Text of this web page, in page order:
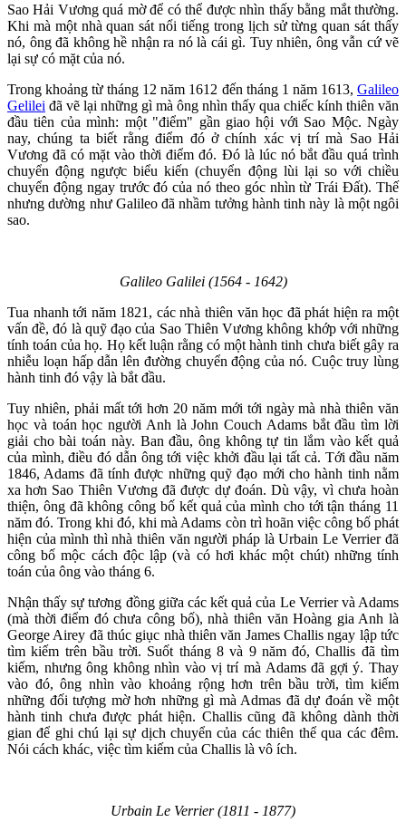
Sao Hải Vương quá mờ để có thể được nhìn thấy bằng mắt thường.
Khi mà một nhà quan sát nổi tiếng trong lịch sử từng quan sát thấy
nó, ông đã không hề nhận ra nó là cái gì. Tuy nhiên, ông vẫn cứ vẽ
lại sự có mặt của nó.
Trong khoảng từ tháng 12 năm 1612 đến tháng 1 năm 1613, Galileo
Gelilei đã vẽ lại những gì mà ông nhìn thấy qua chiếc kính thiên văn
đầu tiên của mình: một "điểm" gần giao hội với Sao Mộc. Ngày
nay, chúng ta biết rằng điểm đó ở chính xác vị trí mà Sao Hải
Vương đã có mặt vào thời điểm đó. Đó là lúc nó bắt đầu quá trình
chuyển động ngược biểu kiến (chuyển động lùi lại so với chiều
chuyển động ngay trước đó của nó theo góc nhìn từ Trái Đất). Thế
nhưng dường như Galileo đã nhầm tưởng hành tinh này là một ngôi
sao.
Galileo Galilei (1564 - 1642)
Tua nhanh tới năm 1821, các nhà thiên văn học đã phát hiện ra một
vấn đề, đó là quỹ đạo của Sao Thiên Vương không khớp với những
tính toán của họ. Họ kết luận rằng có một hành tinh chưa biết gây ra
nhiễu loạn hấp dẫn lên đường chuyển động của nó. Cuộc truy lùng
hành tinh đó vậy là bắt đầu.
Tuy nhiên, phải mất tới hơn 20 năm mới tới ngày mà nhà thiên văn
học và toán học người Anh là John Couch Adams bắt đầu tìm lời
giải cho bài toán này. Ban đầu, ông không tự tin lắm vào kết quả
của mình, điều đó dẫn ông tới việc khởi đầu lại tất cả. Tới đầu năm
1846, Adams đã tính được những quỹ đạo mới cho hành tinh nằm
xa hơn Sao Thiên Vương đã được dự đoán. Dù vậy, vì chưa hoàn
thiện, ông đã không công bố kết quả của mình cho tới tận tháng 11
năm đó. Trong khi đó, khi mà Adams còn trì hoãn việc công bố phát
hiện của mình thì nhà thiên văn người pháp là Urbain Le Verrier đã
công bố mộc cách độc lập (và có hơi khác một chút) những tính
toán của ông vào tháng 6.
Nhận thấy sự tương đồng giữa các kết quả của Le Verrier và Adams
(mà thời điểm đó chưa công bố), nhà thiên văn Hoàng gia Anh là
George Airey đã thúc giục nhà thiên văn James Challis ngay lập tức
tìm kiếm trên bầu trời. Suốt tháng 8 và 9 năm đó, Challis đã tìm
kiếm, nhưng ông không nhìn vào vị trí mà Adams đã gợi ý. Thay
vào đó, ông nhìn vào khoảng rộng hơn trên bầu trời, tìm kiếm
những đối tượng mờ hơn những gì mà Admas đã dự đoán về một
hành tinh chưa được phát hiện. Challis cũng đã không dành thời
gian để ghi chú lại sự dịch chuyển của các thiên thể qua các đêm.
Nói cách khác, việc tìm kiếm của Challis là vô ích.
Urbain Le Verrier (1811 - 1877)